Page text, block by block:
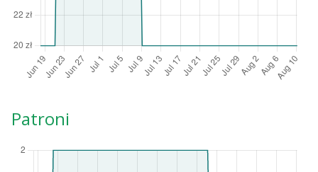
Patroni